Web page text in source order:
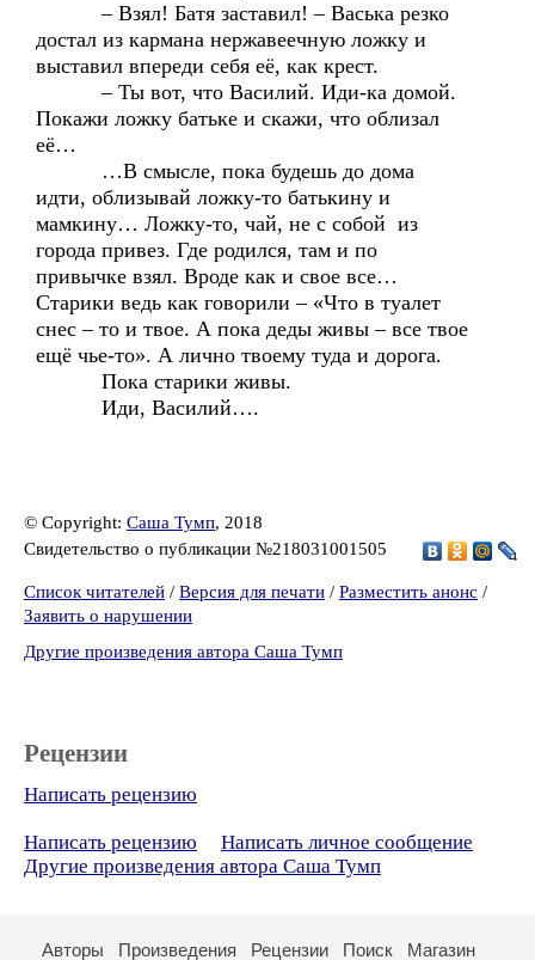
– Взял! Батя заставил! – Васька резко
достал из кармана нержавеечную ложку и
выставил впереди себя её, как крест.
– Ты вот, что Василий. Иди-ка домой.
Покажи ложку батьке и скажи, что облизал
её…
…В смысле, пока будешь до дома
идти, облизывай ложку-то батькину и
мамкину… Ложку-то, чай, не с собой из
города привез. Где родился, там и по
привычке взял. Вроде как и свое все…
Старики ведь как говорили – «Что в туалет
снес – то и твое. А пока деды живы – все твое
ещё чье-то». А лично твоему туда и дорога.
Пока старики живы.
Иди, Василий….
© Copyright: Саша Тумп, 2018
Свидетельство о публикации №218031001505
Список читателей / Версия для печати / Разместить анонс /
Заявить о нарушении
Другие произведения автора Саша Тумп
Рецензии
Написать рецензию
Написать рецензию
Написать личное сообщение
Другие произведения автора Саша Тумп
Авторы Произведения Рецензии Поиск Магазин